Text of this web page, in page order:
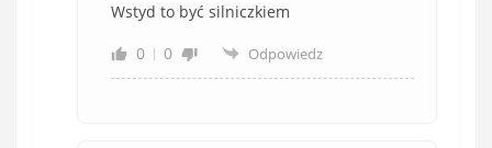
Wstyd to być silniczkiem
0
0 Odpowiedz